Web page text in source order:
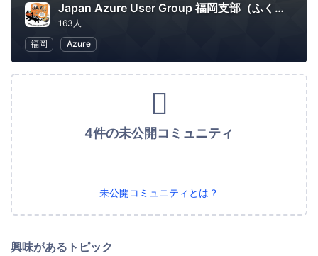
Japan Azure User Group 福岡支部（ふくあず）
163人
福岡
Azure
4件の未公開コミュニティ
未公開コミュニティとは？
興味があるトピック